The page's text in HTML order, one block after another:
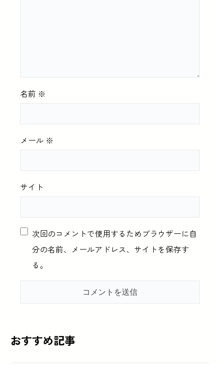
名前 ※
メール ※
サイト
次回のコメントで使用するためブラウザーに自
分の名前、メールアドレス、サイトを保存す
る。
おすすめ記事